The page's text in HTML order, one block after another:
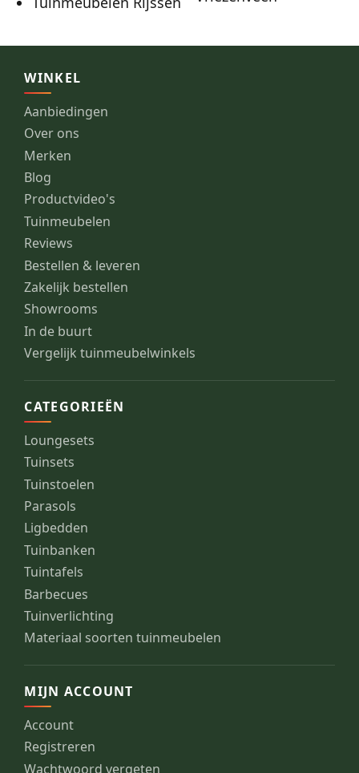
WINKEL
Aanbiedingen
Over ons
Merken
Blog
Productvideo's
Tuinmeubelen
Reviews
Bestellen & leveren
Zakelijk bestellen
Showrooms
In de buurt
Vergelijk tuinmeubelwinkels
CATEGORIEËN
Loungesets
Tuinsets
Tuinstoelen
Parasols
Ligbedden
Tuinbanken
Tuintafels
Barbecues
Tuinverlichting
Materiaal soorten tuinmeubelen
MIJN ACCOUNT
Account
Registreren
Wachtwoord vergeten